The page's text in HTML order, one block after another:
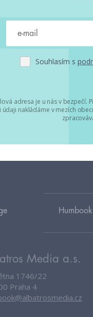
Souhlasím s
adresa je u nás v bezpečí.
nakládáme v mezích
Media a.s.
1746/22
Praha 4